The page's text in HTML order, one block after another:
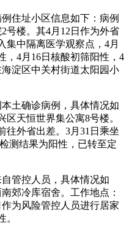
住址小区信息如下：病例
号楼。其4月12日作为外省
集中隔离医学观察点，4月
，4月16日核酸初筛阳性，4
淀区中关村街道太阳园小
土确诊病例，具体情况如
天恒世界集公寓8号楼。
往外省出差。3月31日乘坐
测结果为阳性，已转至定
管控人员，具体情况如
郊冷库宿舍。工作地点：
为风险管控人员进行居家
。